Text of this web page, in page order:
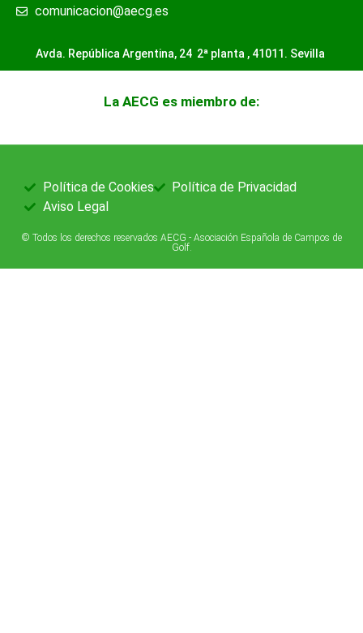
comunicacion@aecg.es
Avda. República Argentina, 24 2ª planta , 41011. Sevilla
La AECG es miembro de:
© Todos los derechos reservados AECG - Asociación Española de Campos de
Golf.
Política de Cookies
Política de Privacidad
Aviso Legal